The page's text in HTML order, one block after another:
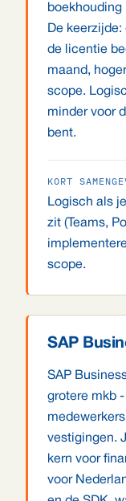
De
de licentie
maand,
scope.
minder voor
bent.
KORT
Logisch als
zit (Teams,
scope.
SAP
SAP
grotere mkb
vestigingen.
kern voor
voor